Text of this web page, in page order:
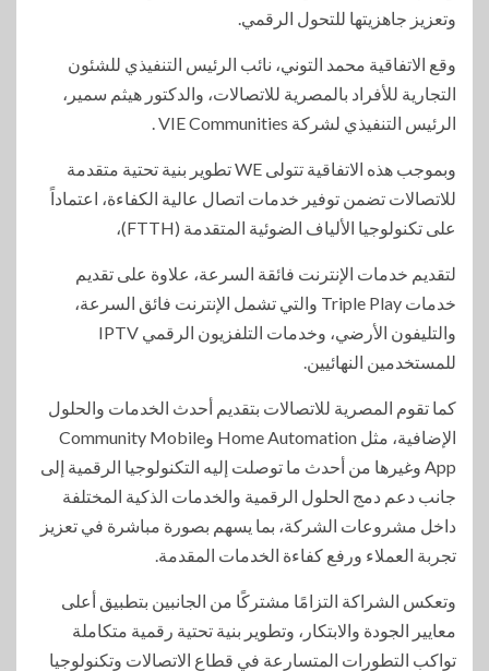
وتعزيز جاهزيتها للتحول الرقمي.
وقع الاتفاقية محمد التوني، نائب الرئيس التنفيذي للشئون
التجارية للأفراد بالمصرية للاتصالات، والدكتور هيثم سمير،
الرئيس التنفيذي لشركة VIE Communities .
وبموجب هذه الاتفاقية تتولى WE تطوير بنية تحتية متقدمة
للاتصالات تضمن توفير خدمات اتصال عالية الكفاءة، اعتماداً
على تكنولوجيا الألياف الضوئية المتقدمة (FTTH)،
لتقديم خدمات الإنترنت فائقة السرعة، علاوة على تقديم
خدمات Triple Play والتي تشمل الإنترنت فائق السرعة،
والتليفون الأرضي، وخدمات التلفزيون الرقمي IPTV
للمستخدمين النهائيين.
كما تقوم المصرية للاتصالات بتقديم أحدث الخدمات والحلول
الإضافية، مثل Home Automation وCommunity Mobile
App وغيرها من أحدث ما توصلت إليه التكنولوجيا الرقمية إلى
جانب دعم دمج الحلول الرقمية والخدمات الذكية المختلفة
داخل مشروعات الشركة، بما يسهم بصورة مباشرة في تعزيز
تجربة العملاء ورفع كفاءة الخدمات المقدمة.
وتعكس الشراكة التزامًا مشتركًا من الجانبين بتطبيق أعلى
معايير الجودة والابتكار، وتطوير بنية تحتية رقمية متكاملة
تواكب التطورات المتسارعة في قطاع الاتصالات وتكنولوجيا